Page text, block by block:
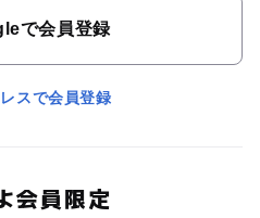
で会員登録
スで会員登録
会員限定